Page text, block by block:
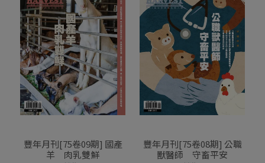
豐年月刊[75卷09期] 國產
羊 肉乳雙鮮
豐年月刊[75卷08期] 公職
獸醫師 守畜平安